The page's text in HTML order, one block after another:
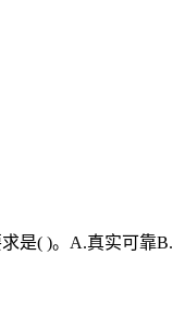
是( )。A.真实可靠B.